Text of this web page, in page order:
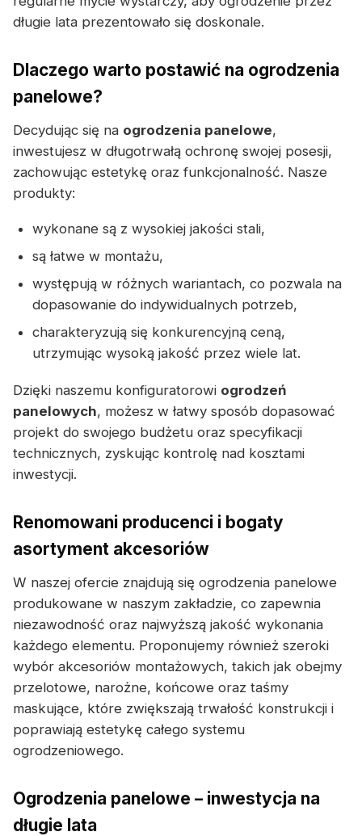
długie lata prezentowało się doskonale.
Dlaczego warto postawić na ogrodzenia
panelowe?
Decydując się na ogrodzenia panelowe,
inwestujesz w długotrwałą ochronę swojej posesji,
zachowując estetykę oraz funkcjonalność. Nasze
produkty:
wykonane są z wysokiej jakości stali,
są łatwe w montażu,
występują w różnych wariantach, co pozwala na
dopasowanie do indywidualnych potrzeb,
charakteryzują się konkurencyjną ceną,
utrzymując wysoką jakość przez wiele lat.
Dzięki naszemu konfiguratorowi ogrodzeń
panelowych, możesz w łatwy sposób dopasować
projekt do swojego budżetu oraz specyfikacji
technicznych, zyskując kontrolę nad kosztami
inwestycji.
Renomowani producenci i bogaty
asortyment akcesoriów
W naszej ofercie znajdują się ogrodzenia panelowe
produkowane w naszym zakładzie, co zapewnia
niezawodność oraz najwyższą jakość wykonania
każdego elementu. Proponujemy również szeroki
wybór akcesoriów montażowych, takich jak obejmy
przelotowe, narożne, końcowe oraz taśmy
maskujące, które zwiększają trwałość konstrukcji i
poprawiają estetykę całego systemu
ogrodzeniowego.
Ogrodzenia panelowe – inwestycja na
długie lata